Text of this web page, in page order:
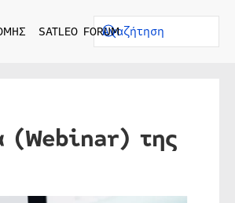
SATLEO FORUM
(Webinar) της